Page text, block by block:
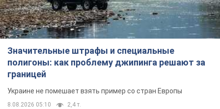
Значительные штрафы и специальные
полигоны: как проблему джипинга решают за
границей
Украине не помешает взять пример со стран Европы
8.08.2026 05:10 2,4 т.